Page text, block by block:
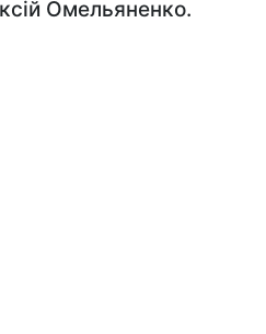
Омельяненко.